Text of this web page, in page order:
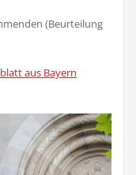
(Beurteilung
aus Bayern